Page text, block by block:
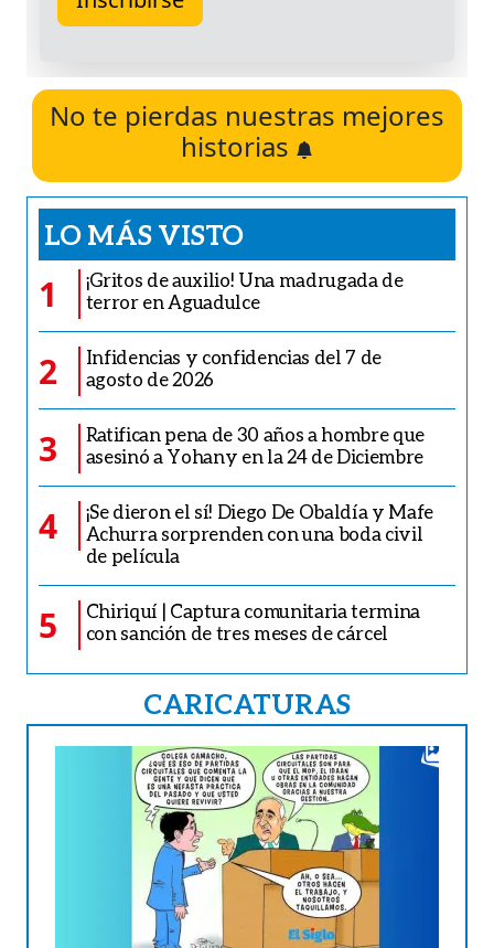
No te pierdas nuestras mejores
historias
LO MÁS VISTO
1
¡Gritos de auxilio! Una madrugada de
terror en Aguadulce
2
Infidencias y confidencias del 7 de
agosto de 2026
3
Ratifican pena de 30 años a hombre que
asesinó a Yohany en la 24 de Diciembre
4
¡Se dieron el sí! Diego De Obaldía y Mafe
Achurra sorprenden con una boda civil
de película
5
Chiriquí | Captura comunitaria termina
con sanción de tres meses de cárcel
CARICATURAS